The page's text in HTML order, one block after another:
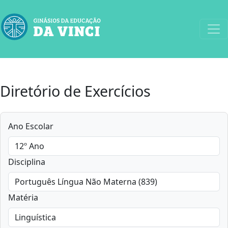
Diretório de Exercícios
Ano Escolar
Disciplina
Matéria